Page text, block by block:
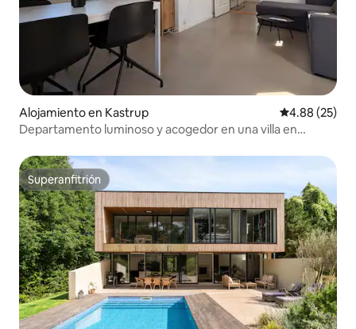
Alojamiento en Kastrup Calificación
4.88 (25)
Departamento luminoso y acogedor en una villa en
Superanfitrión
Superanfitrión